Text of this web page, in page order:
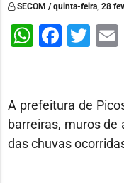
SECOM / quinta-feira, 28
A prefeitura de
barreiras, muros de
das chuvas